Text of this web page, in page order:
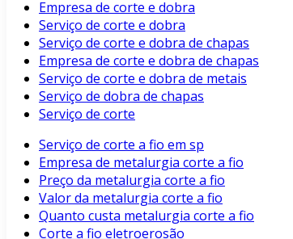
Empresa de corte e dobra
Serviço de corte e dobra
Serviço de corte e dobra de chapas
Empresa de corte e dobra de chapas
Serviço de corte e dobra de metais
Serviço de dobra de chapas
Serviço de corte
Serviço de corte a fio em sp
Empresa de metalurgia corte a fio
Preço da metalurgia corte a fio
Valor da metalurgia corte a fio
Quanto custa metalurgia corte a fio
Corte a fio eletroerosão